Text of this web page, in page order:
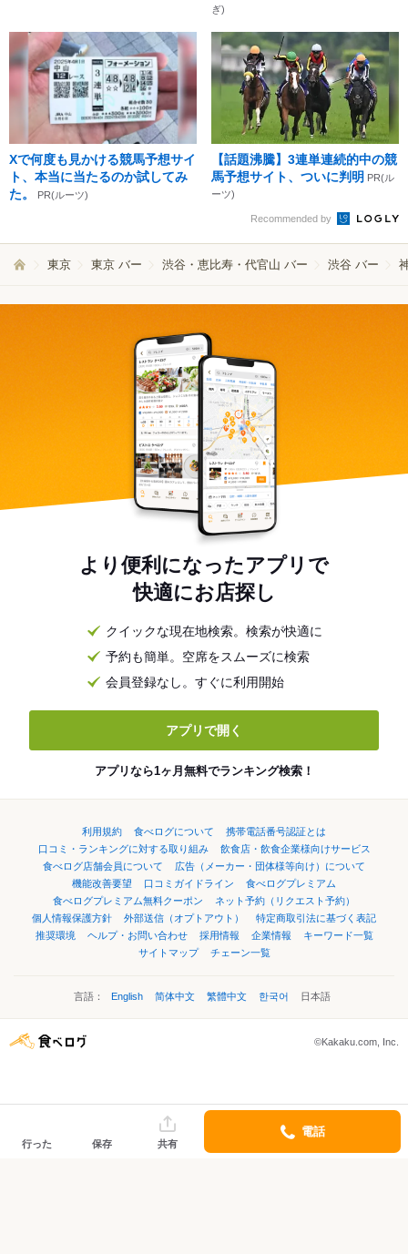
ぎ)
Xで何度も見かける競馬予想サイ
ト、本当に当たるのか試してみ
た。
PR(ルーツ)
【話題沸騰】3連単連続的中の競
馬予想サイト、ついに判明 PR(ル
ーツ)
Recommended by
東京 東京 バー 渋谷・恵比寿・代官山 バー 渋谷 バー
より便利になったアプリで
快適にお店探し
クイックな現在地検索。検索が快適に
予約も簡単。空席をスムーズに検索
会員登録なし。すぐに利用開始
アプリで開く
アプリなら1ヶ月無料でランキング検索！
利用規約 食べログについて
携帯電話番号認証とは
口コミ・ランキングに対する取り組み
飲食店・飲食企業様向けサービス
食べログ店舗会員について
広告（メーカー・団体様等向け）について
機能改善要望
口コミガイドライン
食べログプレミアム
食べログプレミアム無料クーポン
ネット予約（リクエスト予約）
個人情報保護方針
外部送信（オプトアウト）
特定商取引法に基づく表記
推奨環境
ヘルプ・お問い合わせ 採用情報 企業情報
キーワード一覧
サイトマップ
チェーン一覧
言語： English 简体中文 繁體中文 한국어 日本語
©Kakaku.com, Inc.
行った 保存 共有
電話